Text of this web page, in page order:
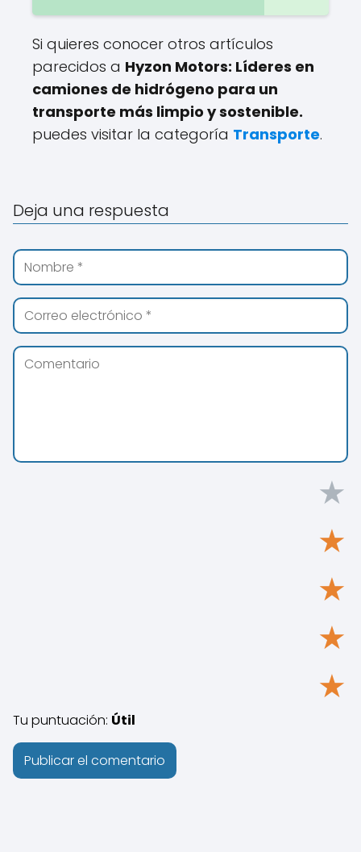
Si quieres conocer otros artículos
parecidos a Hyzon Motors: Líderes en
camiones de hidrógeno para un
transporte más limpio y sostenible.
puedes visitar la categoría Transporte.
Deja una respuesta
★
★
★
★
★
Tu puntuación: Útil